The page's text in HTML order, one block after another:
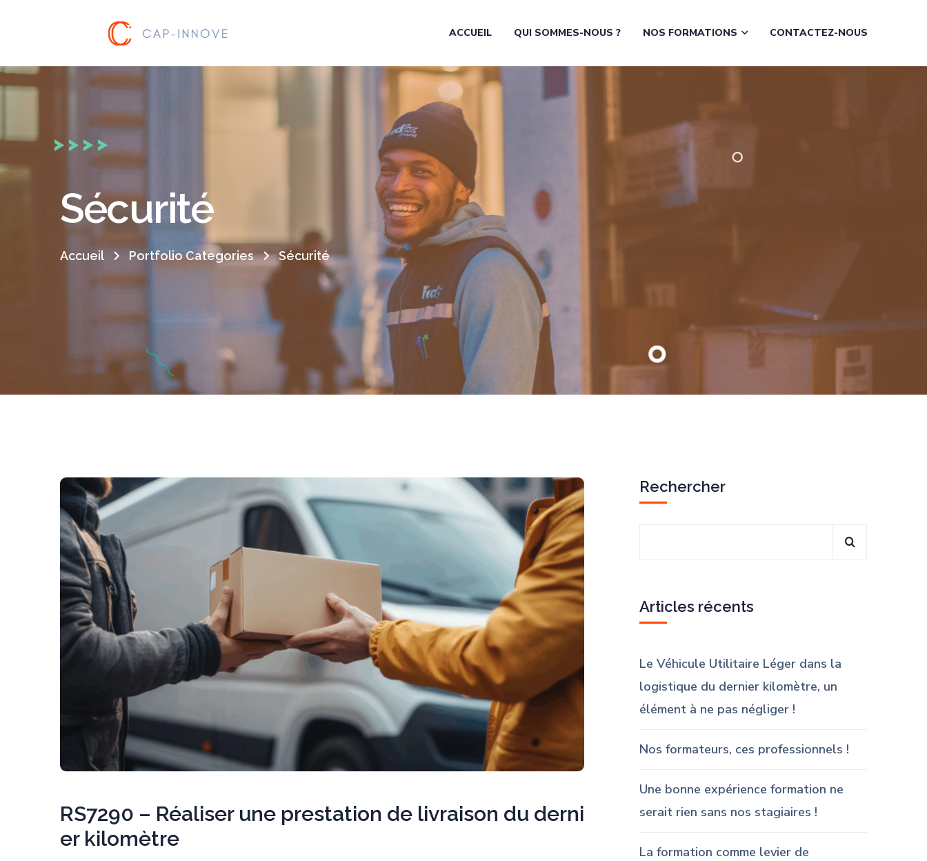
ACCUEIL QUI SOMMES-NOUS ? NOS FORMATIONS CONTACTEZ-NOUS
Sécurité
Accueil Portfolio Categories Sécurité
RS7290 – Réaliser une prestation de livraison du derni
er kilomètre
Rechercher
Articles récents
Le Véhicule Utilitaire Léger dans la
logistique du dernier kilomètre, un
élément à ne pas négliger !
Nos formateurs, ces professionnels !
Une bonne expérience formation ne
serait rien sans nos stagiaires !
La formation comme levier de